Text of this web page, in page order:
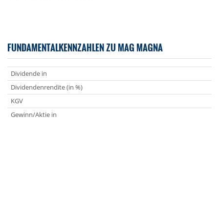
FUNDAMENTALKENNZAHLEN ZU MAG MAGNA
Dividende in
Dividendenrendite (in %)
KGV
Gewinn/Aktie in